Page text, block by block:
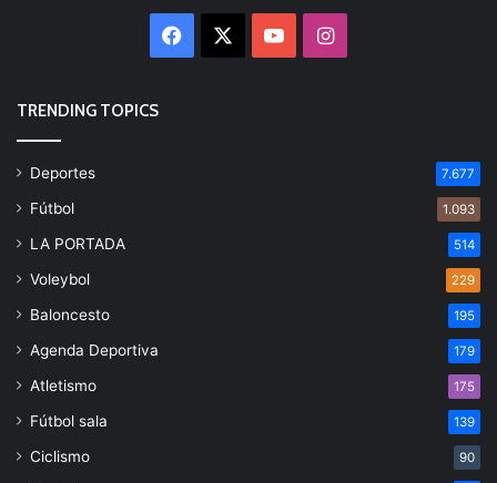
Facebook YouTubeInstagram
TRENDING TOPICS
Deportes 7.677
Fútbol 1.093
LA PORTADA 514
Voleybol 229
Baloncesto 195
Agenda Deportiva 179
Atletismo 175
Fútbol sala 139
Ciclismo 90